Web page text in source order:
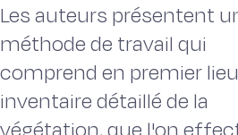
Les auteurs présentent
méthode de travail qui
comprend en premier
inventaire détaillé de la